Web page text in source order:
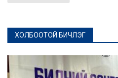
ХОЛБООТОЙ БИЧЛЭГ